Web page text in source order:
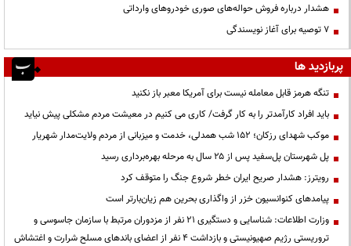
هشدار درباره فروش حواله‌های صوری خودروهای وارداتی
۷ توصیه برای آغاز نویسندگی
پربازدید ها
تنگه هرمز قابل معامله نیست برای آمریکا معبر باز نکنید
باید افراد کارآمدتر را به کار گرفت/ کاری می کنیم در معیشت مردم مشکلی پیش نیاید
موکب شهدای رزکان؛ ۱۵۲ شب همدلی، خدمت و میزبانی از مردم ولایت‌مدار شهریار
پل شهرستان پل‌سفید پس از ۲۵ سال به مرحله بهره‌برداری رسید
رویترز: هشدار صریح ایران خطر شروع جنگ را متوقف کرد
پیامدهای کنوانسیون خزر از واگذاری بحرین هم زیان‌بارتر است
وزارت اطلاعات: شناسایی و دستگیری ۲۱ نفر از مزدوران مرتبط با سازمان جاسوسی و
تروریستی رژیم صهیونیستی و بازداشت ۴ نفر از اعضای باندهای مسلح شرارت و اغتشاش